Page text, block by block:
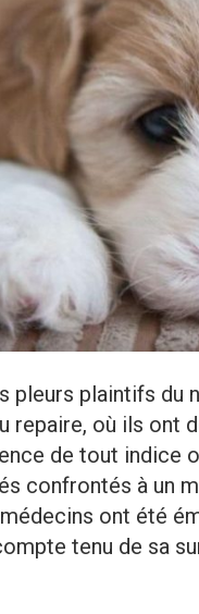
pleurs plaintifs du
repaire, où ils ont
de tout indice
confrontés à un
ont été
tenu de sa